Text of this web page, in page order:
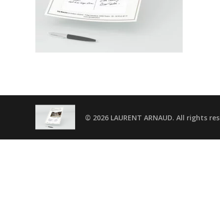
© 2026 LAURENT ARNAUD. All rights